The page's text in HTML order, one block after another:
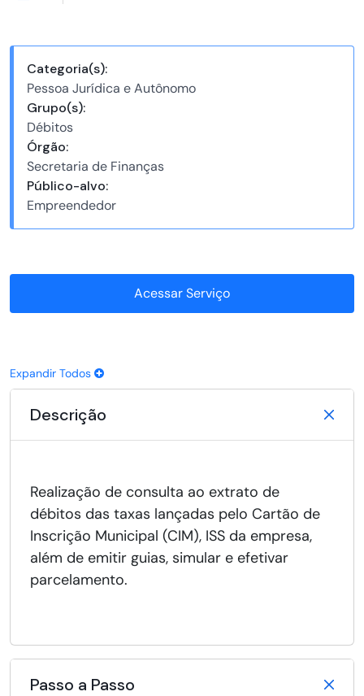
Categoria(s):
Pessoa Jurídica e Autônomo
Grupo(s):
Débitos
Órgão:
Secretaria de Finanças
Público-alvo:
Empreendedor
Acessar Serviço
Expandir Todos
Descrição
Realização de consulta ao extrato de
débitos das taxas lançadas pelo Cartão de
Inscrição Municipal (CIM), ISS da empresa,
além de emitir guias, simular e efetivar
parcelamento.
Passo a Passo